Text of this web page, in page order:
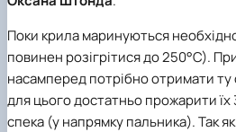
Поки крила маринуються
повинен розігрітися до 250°С).
насамперед потрібно отримати ту
для цього достатньо прожарити
спека (у напрямку пальника). Так